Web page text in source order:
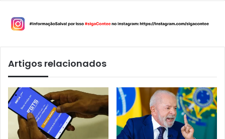
Artigos relacionados